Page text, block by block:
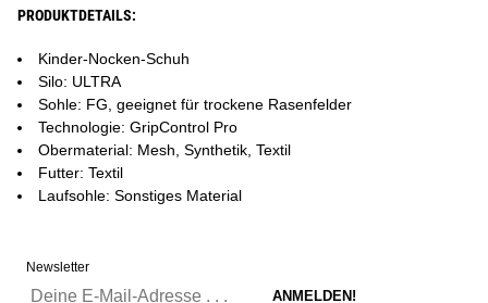
PRODUKTDETAILS:
Kinder-Nocken-Schuh
Silo: ULTRA
Sohle: FG, geeignet für trockene Rasenfelder
Technologie: GripControl Pro
Obermaterial: Mesh, Synthetik, Textil
Futter: Textil
Laufsohle: Sonstiges Material
Newsletter